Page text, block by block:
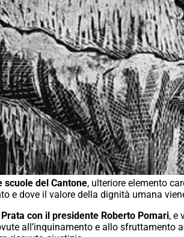
scuole del Cantone, ulteriore elemento
e dove il valore della dignità umana
con il presidente Roberto Pomari, e
all’inquinamento e allo